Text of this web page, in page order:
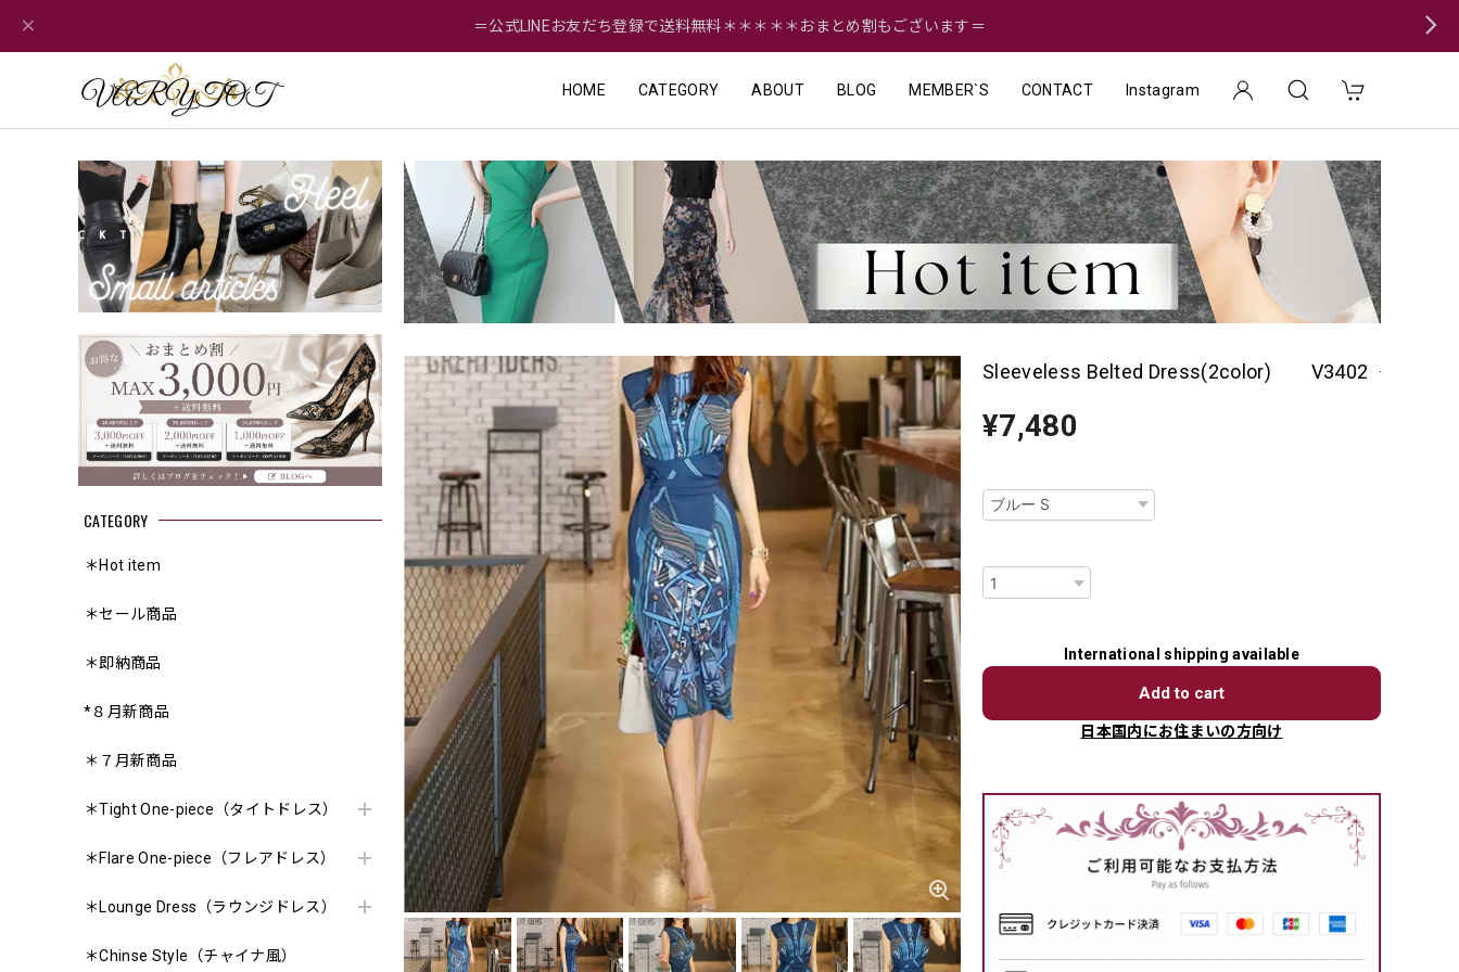
＝公式LINEお友だち登録で送料無料＊＊＊＊＊おまとめ割もございます＝
HOME CATEGORY ABOUT BLOG MEMBER`S CONTACT Instagram
CATEGORY
＊Hot item
＊セール商品
＊即納商品
*８月新商品
＊７月新商品
＊Tight One-piece（タイトドレス）
＊Flare One-piece（フレアドレス）
＊Lounge Dress（ラウンジドレス）
＊Chinse Style（チャイナ風）
Sleeveless Belted Dress(2color) V3402
¥7,480
International shipping available
Add to cart
日本国内にお住まいの方向け